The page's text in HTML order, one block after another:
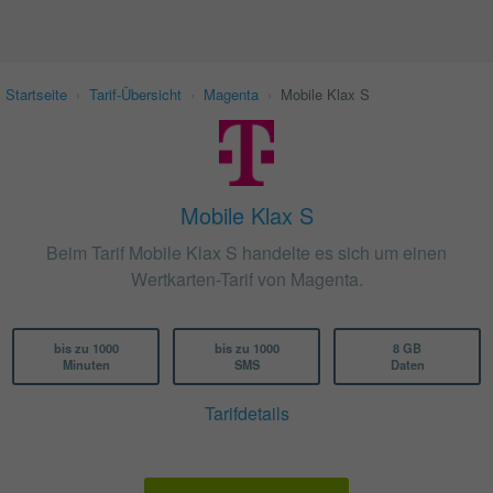
Startseite Tarif-Übersicht Magenta Mobile Klax S
Mobile Klax S
Beim Tarif Mobile Klax S handelte es sich um einen
Wertkarten-Tarif von Magenta.
bis zu 1000
Minuten
bis zu 1000
SMS
8 GB
Daten
Tarifdetails